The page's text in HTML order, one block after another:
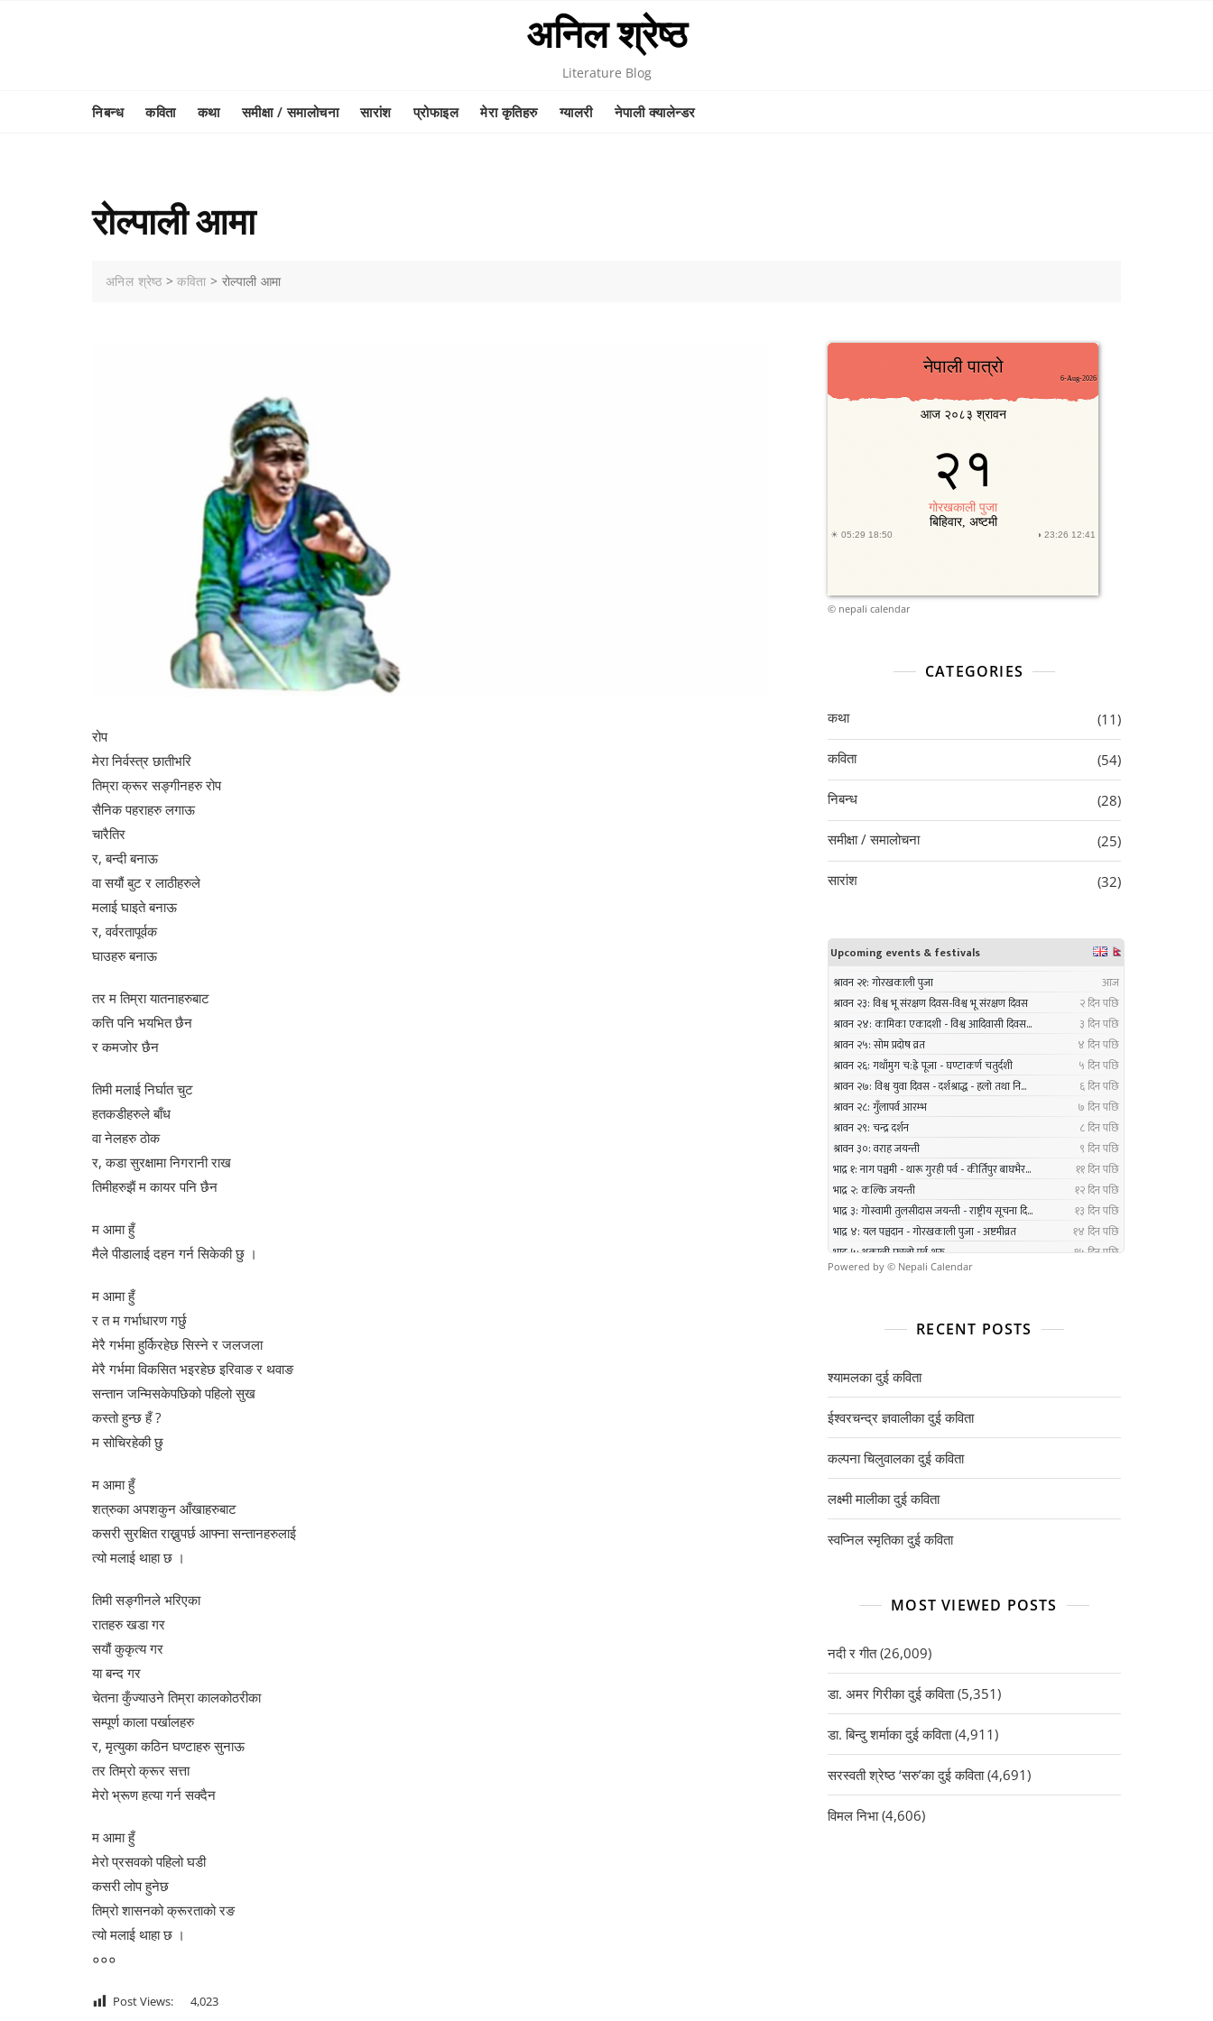
अनिल श्रेष्ठ
Literature Blog
निबन्ध कविता कथा समीक्षा / समालोचना सारांश प्रोफाइल मेरा कृतिहरु ग्यालरी नेपाली क्यालेन्डर
रोल्पाली आमा
अनिल श्रेष्ठ>कविता > रोल्पाली आमा
रोप
मेरा निर्वस्त्र छातीभरि
तिम्रा क्रूर सङ्गीनहरु रोप
सैनिक पहराहरु लगाऊ
चारैतिर
र, बन्दी बनाऊ
वा सयौं बुट र लाठीहरुले
मलाई घाइते बनाऊ
र, वर्वरतापूर्वक
घाउहरु बनाऊ
तर म तिम्रा यातनाहरुबाट
कत्ति पनि भयभित छैन
र कमजोर छैन
तिमी मलाई निर्घात चुट
हतकडीहरुले बाँध
वा नेलहरु ठोक
र, कडा सुरक्षामा निगरानी राख
तिमीहरुझैं म कायर पनि छैन
म आमा हुँ
मैले पीडालाई दहन गर्न सिकेकी छु ।
म आमा हुँ
र त म गर्भाधारण गर्छु
मेरै गर्भमा हुर्किरहेछ सिस्ने र जलजला
मेरै गर्भमा विकसित भइरहेछ इरिवाङ र थवाङ
सन्तान जन्मिसकेपछिको पहिलो सुख
कस्तो हुन्छ हँ ?
म सोचिरहेकी छु
म आमा हुँ
शत्रुका अपशकुन आँखाहरुबाट
कसरी सुरक्षित राख्नुपर्छ आफ्ना सन्तानहरुलाई
त्यो मलाई थाहा छ ।
तिमी सङ्गीनले भरिएका
रातहरु खडा गर
सयौं कुकृत्य गर
या बन्द गर
चेतना कुँज्याउने तिम्रा कालकोठरीका
सम्पूर्ण काला पर्खालहरु
र, मृत्युका कठिन घण्टाहरु सुनाऊ
तर तिम्रो क्रूर सत्ता
मेरो भ्रूण हत्या गर्न सक्दैन
म आमा हुँ
मेरो प्रसवको पहिलो घडी
कसरी लोप हुनेछ
तिम्रो शासनको क्रूरताको रङ
त्यो मलाई थाहा छ ।
०००
Post Views: 4,023
© nepali calendar
CATEGORIES
कथा (11)
कविता (54)
निबन्ध (28)
समीक्षा / समालोचना (25)
सारांश (32)
Powered by © Nepali Calendar
RECENT POSTS
श्यामलका दुई कविता
ईश्वरचन्द्र ज्ञवालीका दुई कविता
कल्पना चिलुवालका दुई कविता
लक्ष्मी मालीका दुई कविता
स्वप्निल स्मृतिका दुई कविता
MOST VIEWED POSTS
नदी र गीत (26,009)
डा. अमर गिरीका दुई कविता (5,351)
डा. बिन्दु शर्माका दुई कविता (4,911)
सरस्वती श्रेष्ठ ‘सरु’का दुई कविता (4,691)
विमल निभा (4,606)